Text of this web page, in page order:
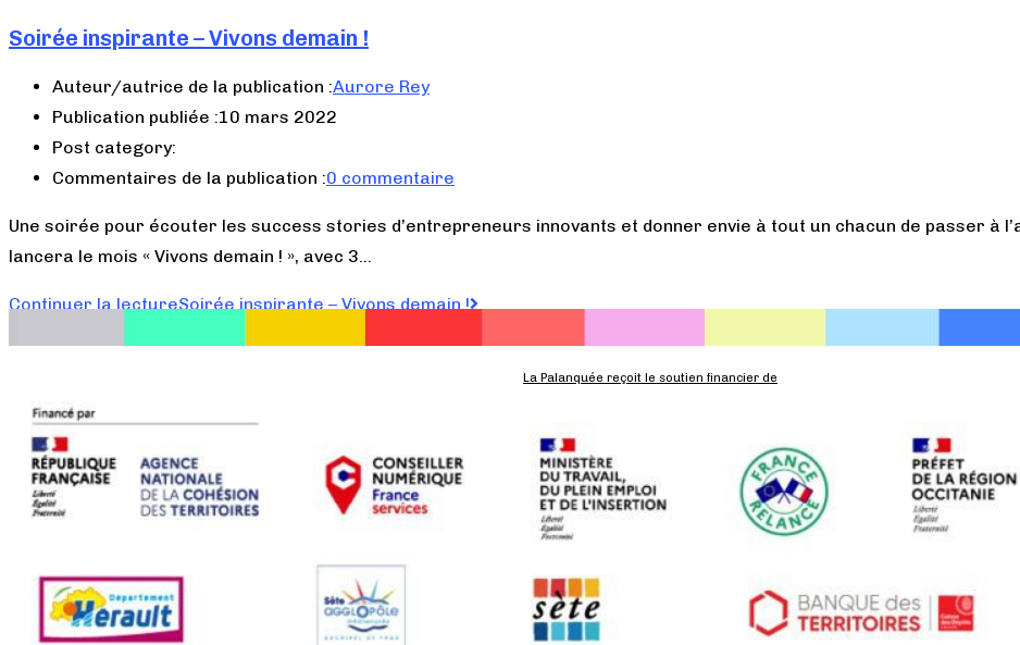
Soirée inspirante – Vivons demain !
Auteur/autrice de la publication :Aurore Rey
Publication publiée :10 mars 2022
Post category:
Commentaires de la publication :0 commentaire
Une soirée pour écouter les success stories d’entrepreneurs innovants et donner envie à tout un chacun de passer à
lancera le mois « Vivons demain ! », avec 3…
Continuer la lectureSoirée inspirante – Vivons demain !
La Palanquée reçoit le soutien financier de